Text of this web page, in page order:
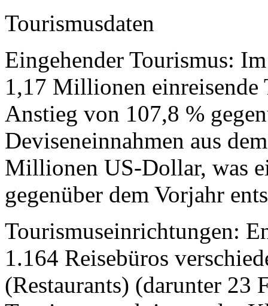
Tourismusdaten
Eingehender Tourismus:
1,17 Millionen einreisende
Anstieg von 107,8 %
Deviseneinnahmen aus
Millionen US-Dollar, was
gegenüber dem Vorjahr
Tourismuseinrichtungen:
1.164 Reisebüros
(Restaurants) (darunter 23